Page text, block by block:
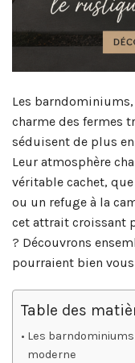
Les
charme des fermes
séduisent de plus
Leur atmosphère
véritable cachet,
ou un refuge à la
cet attrait croissant
? Découvrons
pourraient bien
Table des
Les
moderne